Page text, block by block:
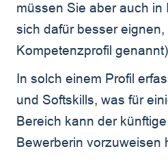
müssen Sie aber auch in
sich dafür besser
Kompetenzprofil
In solch einem Profil
und Softskills, was für
Bereich kann der
Bewerberin vorzuweisen